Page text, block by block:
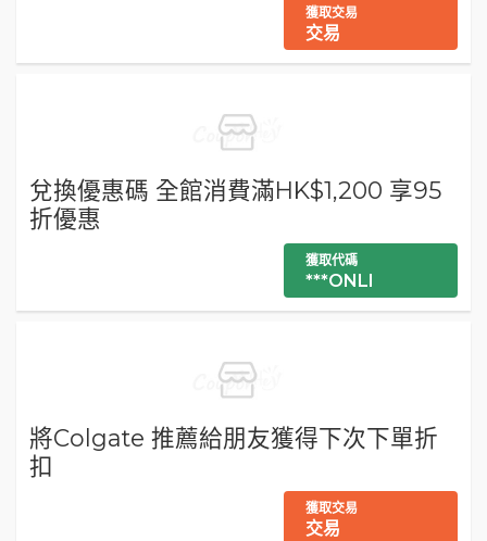
獲取交易
交易
兌換優惠碼 全館消費滿HK$1,200 享95
折優惠
獲取代碼
***ONLI
將Colgate 推薦給朋友獲得下次下單折
扣
獲取交易
交易